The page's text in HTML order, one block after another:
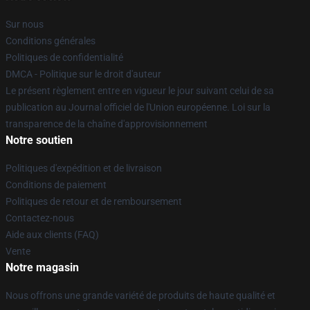
Sur nous
Conditions générales
Politiques de confidentialité
DMCA - Politique sur le droit d'auteur
Le présent règlement entre en vigueur le jour suivant celui de sa
publication au Journal officiel de l'Union européenne. Loi sur la
transparence de la chaîne d'approvisionnement
Notre soutien
Politiques d'expédition et de livraison
Conditions de paiement
Politiques de retour et de remboursement
Contactez-nous
Aide aux clients (FAQ)
Vente
Notre magasin
Nous offrons une grande variété de produits de haute qualité et